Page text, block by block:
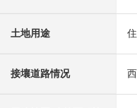
土地用途
接壤道路情况